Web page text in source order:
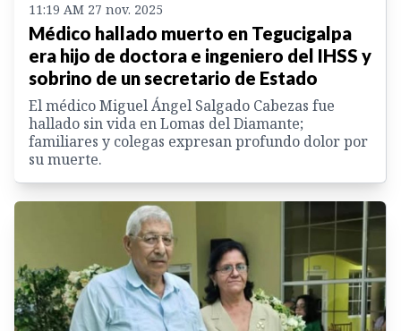
11:19 AM 27 nov. 2025
Médico hallado muerto en Tegucigalpa
era hijo de doctora e ingeniero del IHSS y
sobrino de un secretario de Estado
El médico Miguel Ángel Salgado Cabezas fue
hallado sin vida en Lomas del Diamante;
familiares y colegas expresan profundo dolor por
su muerte.